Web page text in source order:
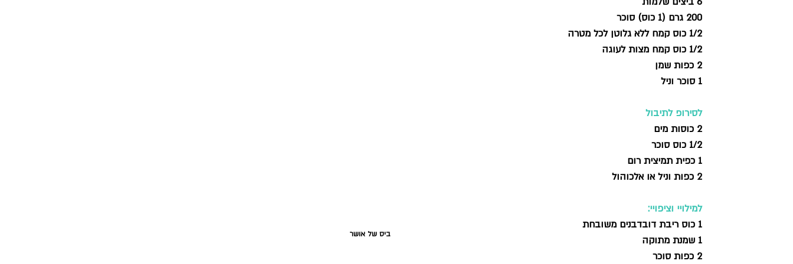
ביס של אושר
200 גרם (1 כוס) סוכר
1/2 כוס קמח ללא גלוטן לכל מטרה
1/2 כוס קמח מצות לעוגה
2 כפות שמן
1 סוכר וניל
לסירופ לתיבול
2 כוסות מים
1/2 כוס סוכר
1 כפית תמיצית רום
2 כפות וניל או אלכוהול
למילויי וציפויי:
1 כוס ריבת דובדבנים משובחת
1 שמנת מתוקה
2 כפות סוכר